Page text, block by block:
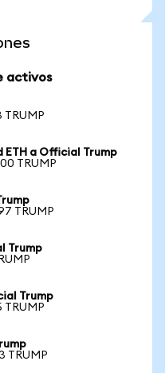
activos
TRUMP
a Official Trump
TRUMP
TRUMP
Trump
Trump
TRUMP
TRUMP